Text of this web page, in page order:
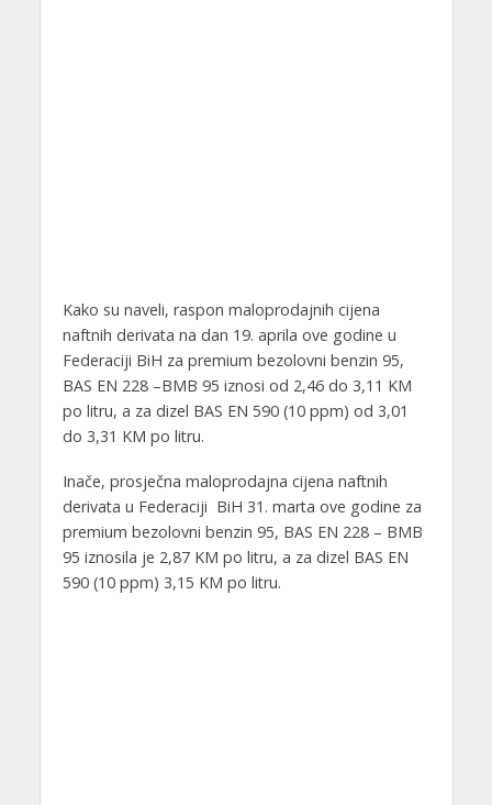
Kako su naveli, raspon maloprodajnih cijena
naftnih derivata na dan 19. aprila ove godine u
Federaciji BiH za premium bezolovni benzin 95,
BAS EN 228 –BMB 95 iznosi od 2,46 do 3,11 KM
po litru, a za dizel BAS EN 590 (10 ppm) od 3,01
do 3,31 KM po litru.
Inače, prosječna maloprodajna cijena naftnih
derivata u Federaciji BiH 31. marta ove godine za
premium bezolovni benzin 95, BAS EN 228 – BMB
95 iznosila je 2,87 KM po litru, a za dizel BAS EN
590 (10 ppm) 3,15 KM po litru.